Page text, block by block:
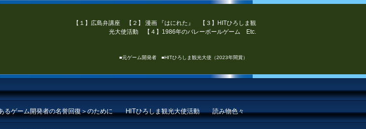
【１】広島弁講座 【２】 漫画 『はにれた』 【３】HITひろしま観
光大使活動 【４】1986年のバレーボールゲーム Etc.
■元ゲーム開発者 ■HITひろしま観光大使（2023年間賞）
るゲーム開発者の名誉回復＞のために HITひろしま観光大使活動 読み物色々